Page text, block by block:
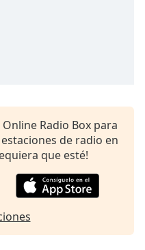
Radio Box para
de radio en
que esté!